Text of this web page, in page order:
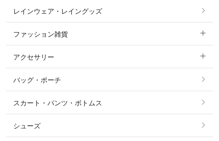
ニット・セーター
シャツ・ブラウス・ワンピース
ジャケット・ブルゾン
すべての競技用ウェア
ショージャケット
ショーシャツ
レインウェア・レイングッズ
ファッション雑貨
すべてのファッション雑貨
ソックス
ベルト
アクセサリー
すべてのアクセサリー
リング
ピアス・イヤリング
バッグ・ポーチ
スカート・パンツ・ボトムス
シューズ